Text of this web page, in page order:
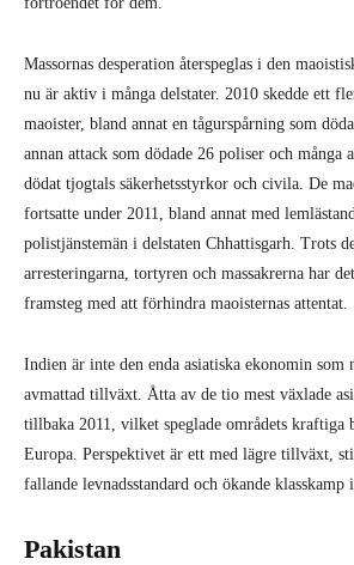
Massornas desperation återspeglas i den
nu är aktiv i många delstater. 2010 skedde ett
maoister, bland annat en tågurspårning som
annan attack som dödade 26 poliser och många
dödat tjogtals säkerhetsstyrkor och civila. De
fortsatte under 2011, bland annat med
polistjänstemän i delstaten Chhattisgarh. Trots
arresteringarna, tortyren och massakrerna har
framsteg med att förhindra maoisternas attentat.
Indien är inte den enda asiatiska ekonomin som
avmattad tillväxt. Åtta av de tio mest växlade
tillbaka 2011, vilket speglade områdets kraftiga
Europa. Perspektivet är ett med lägre tillväxt,
fallande levnadsstandard och ökande
Pakistan